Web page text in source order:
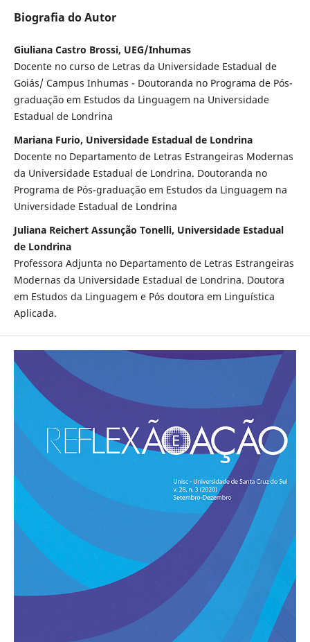
Biografia do Autor
Giuliana Castro Brossi, UEG/Inhumas
Docente no curso de Letras da Universidade Estadual de
Goiás/ Campus Inhumas - Doutoranda no Programa de Pós-
graduação em Estudos da Linguagem na Universidade
Estadual de Londrina
Mariana Furio, Universidade Estadual de Londrina
Docente no Departamento de Letras Estrangeiras Modernas
da Universidade Estadual de Londrina. Doutoranda no
Programa de Pós-graduação em Estudos da Linguagem na
Universidade Estadual de Londrina
Juliana Reichert Assunção Tonelli, Universidade Estadual
de Londrina
Professora Adjunta no Departamento de Letras Estrangeiras
Modernas da Universidade Estadual de Londrina. Doutora
em Estudos da Linguagem e Pós doutora em Linguística
Aplicada.